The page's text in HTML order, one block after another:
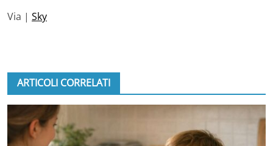
Via | Sky
ARTICOLI CORRELATI